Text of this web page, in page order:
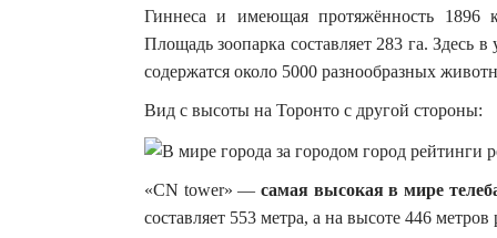
Гиннеса и имеющая протяжённость 1896
Площадь зоопарка составляет 283 га. Здесь
содержатся около 5000 разнообразных
Вид с высоты на Торонто с другой стороны:
«CN tower» —самая высокая в мире
составляет 553 метра, а на высоте 446